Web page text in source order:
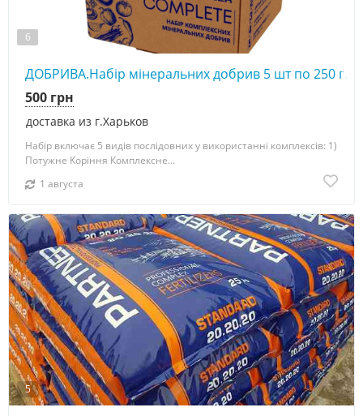
6
ДОБРИВА.Набір мінеральних добрив 5 шт по 250 г.
доставка из г.Харьков
500 грн
Набір включає 5 видів послідовних у використанні комплексів: 1)
Потужне Коріння Комплексне...
1 августа
5